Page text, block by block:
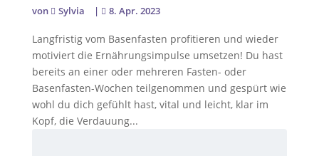
von Sylvia | 8. Apr. 2023
Langfristig vom Basenfasten profitieren und wieder
motiviert die Ernährungsimpulse umsetzen! Du hast
bereits an einer oder mehreren Fasten- oder
Basenfasten-Wochen teilgenommen und gespürt wie
wohl du dich gefühlt hast, vital und leicht, klar im
Kopf, die Verdauung...